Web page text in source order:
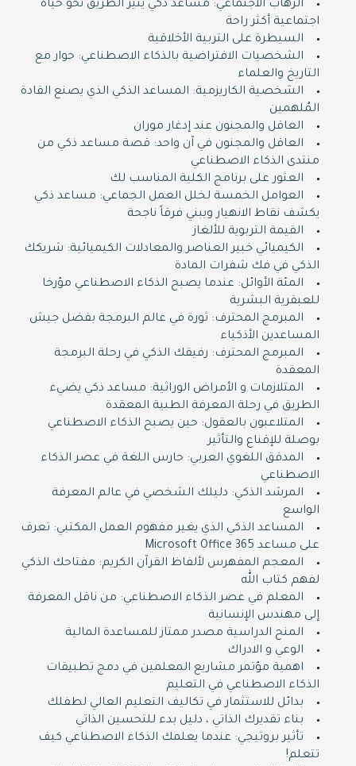
الرهاب الاجتماعي: مساعد ذكي ينير الطريق نحو حياة
اجتماعية أكثر راحة
السيطرة على التربية الأخلاقية
الشخصيات الافتراضية بالذكاء الاصطناعي: حوار مع
التاريخ والعلماء
الشخصية الكاريزمية: المساعد الذكي الذي يصنع القادة
المُلهمين
العاقل والمجنون عند إدغار موران
العاقل والمجنون في آن واحد: قصة مساعد ذكي من
منتدى الذكاء الاصطناعي
العثور على برنامج الكلية المناسب لك
العوامل الخمسة لخلل العمل الجماعي: مساعد ذكي
يكشف نقاط الانهيار ويبني فرقاً ناجحة
القيمة التربوية للألغاز
الكيميائي خبير العناصر والمعادلات الكيميائية: شريكك
الذكي في فك شفرات المادة
المئة الأوائل: عندما يصبح الذكاء الاصطناعي مؤرخا
للعبقرية البشرية
المبرمج المحترف: ثورة في عالم البرمجة بفضل جيش
المساعدين الأذكياء
المبرمج المحترف: رفيقك الذكي في رحلة البرمجة
المعقدة
المتلازمات و الأمراض الوراثية: مساعد ذكي يضيء
الطريق في رحلة المعرفة الطبية المعقدة
المتلاعبون بالعقول: حين يصبح الذكاء الاصطناعي
بوصلة للإقناع والتأثير
المدقق اللغوي العربي: حارس اللغة في عصر الذكاء
الاصطناعي
المرشد الذكي: دليلك الشخصي في عالم المعرفة
الواسع
المساعد الذكي الذي يغير مفهوم العمل المكتبي: تعرف
على مساعد Microsoft Office 365
المعجم المفهرس لألفاظ القرآن الكريم: مفتاحك الذكي
لفهم كتاب الله
المعلم في عصر الذكاء الاصطناعي: من ناقل المعرفة
إلى مهندس الإنسانية
المنح الدراسية مصدر ممتاز للمساعدة المالية
الوعي و الادراك
اهمية مؤتمر مشاريع المعلمين في دمج تطبيقات
الذكاء الاصطناعي في التعليم
بدائل للاستثمار في تكاليف التعليم العالي لطفلك
بناء تقديرك الذاتي ، دليل بدء للتحسين الذاتي
تأثير بروتيجي: عندما يعلمك الذكاء الاصطناعي كيف
تتعلم!